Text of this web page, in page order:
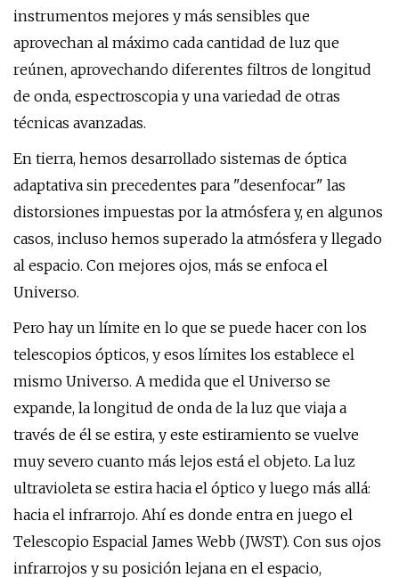
instrumentos mejores y más sensibles que
aprovechan al máximo cada cantidad de luz que
reúnen, aprovechando diferentes filtros de longitud
de onda, espectroscopia y una variedad de otras
técnicas avanzadas.
En tierra, hemos desarrollado sistemas de óptica
adaptativa sin precedentes para "desenfocar" las
distorsiones impuestas por la atmósfera y, en algunos
casos, incluso hemos superado la atmósfera y llegado
al espacio. Con mejores ojos, más se enfoca el
Universo.
Pero hay un límite en lo que se puede hacer con los
telescopios ópticos, y esos límites los establece el
mismo Universo. A medida que el Universo se
expande, la longitud de onda de la luz que viaja a
través de él se estira, y este estiramiento se vuelve
muy severo cuanto más lejos está el objeto. La luz
ultravioleta se estira hacia el óptico y luego más allá:
hacia el infrarrojo. Ahí es donde entra en juego el
Telescopio Espacial James Webb (JWST). Con sus ojos
infrarrojos y su posición lejana en el espacio,